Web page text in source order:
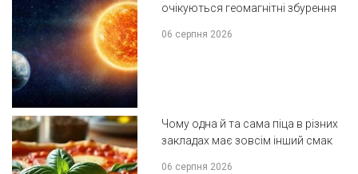
очікуються геомагнітні збурення
06 серпня 2026
Чому одна й та сама піца в різних
закладах має зовсім інший смак
06 серпня 2026